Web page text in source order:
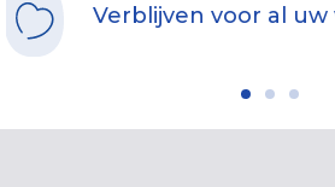
Verblijven voor al uw